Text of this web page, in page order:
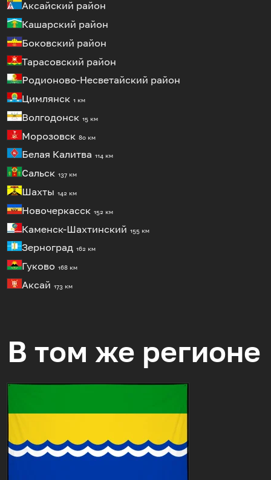
Аксайский район
Кашарский район
Боковский район
Тарасовский район
Родионово-Несветайский район
Цимлянск 1 км
Волгодонск 15 км
Морозовск 80 км
Белая Калитва 114 км
Сальск 137 км
Шахты 142 км
Новочеркасск 152 км
Каменск-Шахтинский 155 км
Зерноград 162 км
Гуково 168 км
Аксай 173 км
В том же регионе